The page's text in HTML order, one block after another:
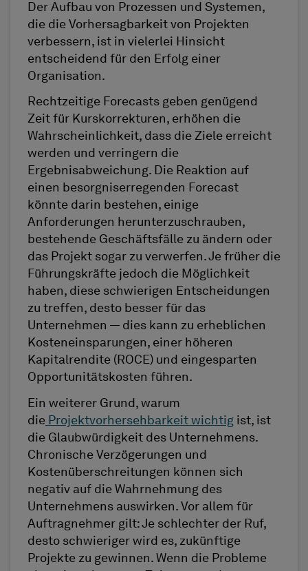
Der Aufbau von Prozessen und Systemen,
die die Vorhersagbarkeit von Projekten
verbessern, ist in vielerlei Hinsicht
entscheidend für den Erfolg einer
Organisation.
Rechtzeitige Forecasts geben genügend
Zeit für Kurskorrekturen, erhöhen die
Wahrscheinlichkeit, dass die Ziele erreicht
werden und verringern die
Ergebnisabweichung. Die Reaktion auf
einen besorgniserregenden Forecast
könnte darin bestehen, einige
Anforderungen herunterzuschrauben,
bestehende Geschäftsfälle zu ändern oder
das Projekt sogar zu verwerfen. Je früher die
Führungskräfte jedoch die Möglichkeit
haben, diese schwierigen Entscheidungen
zu treffen, desto besser für das
Unternehmen — dies kann zu erheblichen
Kosteneinsparungen, einer höheren
Kapitalrendite (ROCE) und eingesparten
Opportunitätskosten führen.
Ein weiterer Grund, warum
die Projektvorhersehbarkeit wichtig ist, ist
die Glaubwürdigkeit des Unternehmens.
Chronische Verzögerungen und
Kostenüberschreitungen können sich
negativ auf die Wahrnehmung des
Unternehmens auswirken. Vor allem für
Auftragnehmer gilt: Je schlechter der Ruf,
desto schwieriger wird es, zukünftige
Projekte zu gewinnen. Wenn die Probleme